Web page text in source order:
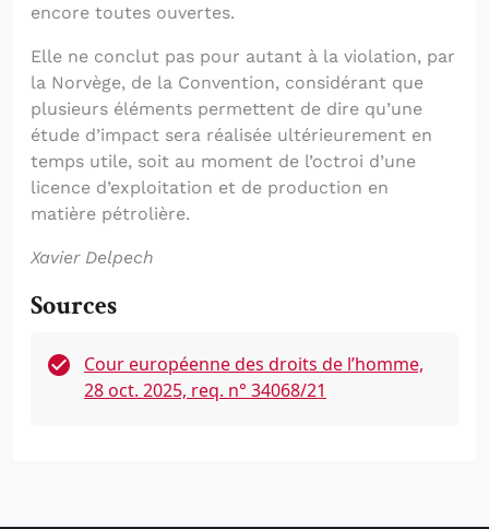
encore toutes ouvertes.
Elle ne conclut pas pour autant à la violation, par
la Norvège, de la Convention, considérant que
plusieurs éléments permettent de dire qu’une
étude d’impact sera réalisée ultérieurement en
temps utile, soit au moment de l’octroi d’une
licence d’exploitation et de production en
matière pétrolière.
Xavier Delpech
Sources
Cour européenne des droits de l’homme,
28 oct. 2025, req. n° 34068/21